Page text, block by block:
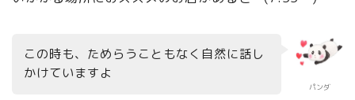
パンダ
この時も、ためらうこともなく自然に話し
かけていますよ